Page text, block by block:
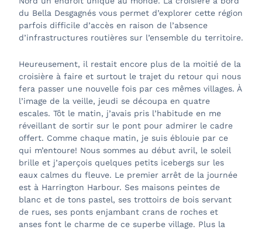
du Bella Desgagnés vous permet d’explorer cette région
parfois difficile d’accès en raison de l’absence
d’infrastructures routières sur l’ensemble du territoire.
Heureusement, il restait encore plus de la moitié de la
croisière à faire et surtout le trajet du retour qui nous
fera passer une nouvelle fois par ces mêmes villages. À
l’image de la veille, jeudi se découpa en quatre
escales. Tôt le matin, j’avais pris l’habitude en me
réveillant de sortir sur le pont pour admirer le cadre
offert. Comme chaque matin, je suis éblouie par ce
qui m’entoure! Nous sommes au début avril, le soleil
brille et j’aperçois quelques petits icebergs sur les
eaux calmes du fleuve. Le premier arrêt de la journée
est à Harrington Harbour. Ses maisons peintes de
blanc et de tons pastel, ses trottoirs de bois servant
de rues, ses ponts enjambant crans de roches et
anses font le charme de ce superbe village. Plus la